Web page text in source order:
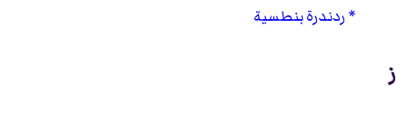
ردندرة بنطسية
ز